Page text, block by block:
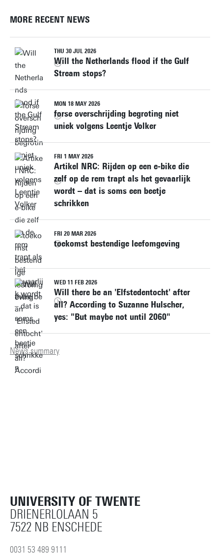
MORE RECENT NEWS
THU 30 JUL 2026
Will the Netherlands flood if the Gulf
Stream stops?
MON 18 MAY 2026
forse overschrijding begroting niet
uniek volgens Leentje Volker
FRI 1 MAY 2026
Artikel NRC: Rijden op een e‑bike die
zelf op de rem trapt als het gevaarlijk
wordt – dat is soms een beetje
schrikken
FRI 20 MAR 2026
toekomst bestendige leefomgeving
WED 11 FEB 2026
Will there be an 'Elfstedentocht' after
all? According to Suzanne Hulscher,
yes: "But maybe not until 2060"
News summary
UNIVERSITY OF TWENTE
DRIENERLOLAAN 5
7522 NB ENSCHEDE
0031 53 489 9111